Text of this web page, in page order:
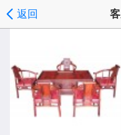
返回